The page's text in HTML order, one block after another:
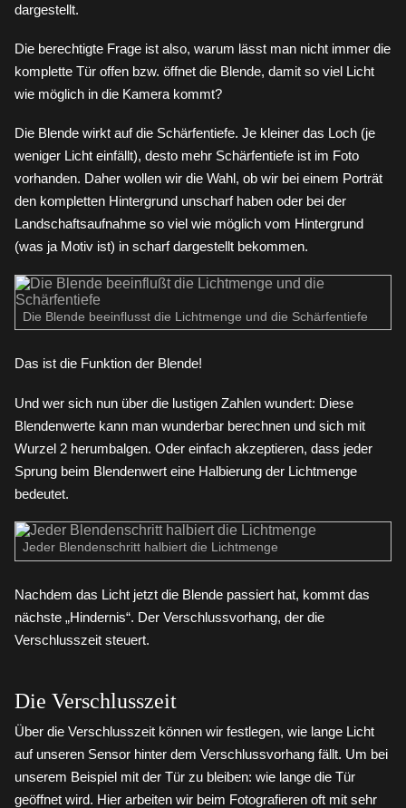
dargestellt.
Die berechtigte Frage ist also, warum lässt man nicht immer die
komplette Tür offen bzw. öffnet die Blende, damit so viel Licht
wie möglich in die Kamera kommt?
Die Blende wirkt auf die Schärfentiefe. Je kleiner das Loch (je
weniger Licht einfällt), desto mehr Schärfentiefe ist im Foto
vorhanden. Daher wollen wir die Wahl, ob wir bei einem Porträt
den kompletten Hintergrund unscharf haben oder bei der
Landschaftsaufnahme so viel wie möglich vom Hintergrund
(was ja Motiv ist) in scharf dargestellt bekommen.
Die Blende beeinflusst die Lichtmenge und die Schärfentiefe
Das ist die Funktion der Blende!
Und wer sich nun über die lustigen Zahlen wundert: Diese
Blendenwerte kann man wunderbar berechnen und sich mit
Wurzel 2 herumbalgen. Oder einfach akzeptieren, dass jeder
Sprung beim Blendenwert eine Halbierung der Lichtmenge
bedeutet.
Jeder Blendenschritt halbiert die Lichtmenge
Nachdem das Licht jetzt die Blende passiert hat, kommt das
nächste „Hindernis“. Der Verschlussvorhang, der die
Verschlusszeit steuert.
Die Verschlusszeit
Über die Verschlusszeit können wir festlegen, wie lange Licht
auf unseren Sensor hinter dem Verschlussvorhang fällt. Um bei
unserem Beispiel mit der Tür zu bleiben: wie lange die Tür
geöffnet wird. Hier arbeiten wir beim Fotografieren oft mit sehr